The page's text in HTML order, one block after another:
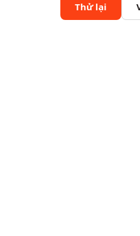
Thử lại